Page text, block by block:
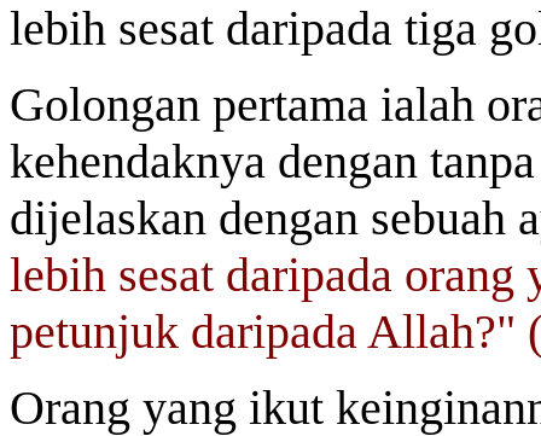
lebih sesat daripada tiga
Golongan pertama ialah
kehendaknya dengan
dijelaskan dengan sebuah
lebih sesat daripada
petunjuk daripada Allah?"
Orang yang ikut